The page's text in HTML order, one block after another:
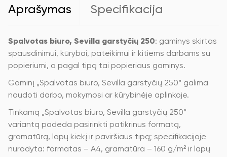
garstyčių
geltonos
lapų
Aprašymas Specifikacija
Spalvotas biuro, Sevilla garstyčių 250: gaminys skirtas
spausdinimui, kūrybai, pateikimui ir kitiems darbams su
popieriumi, o pagal tipą tai popieriaus gaminys.
Gaminį „Spalvotas biuro, Sevilla garstyčių 250“ galima
naudoti darbo, mokymosi ar kūrybinėje aplinkoje.
Tinkamą „Spalvotas biuro, Sevilla garstyčių 250“
variantą padeda pasirinkti patikrinus formatą,
gramatūrą, lapų kiekį ir paviršiaus tipą; specifikacijoje
nurodyta: formatas – A4, gramatūra – 160 g/m² ir lapų